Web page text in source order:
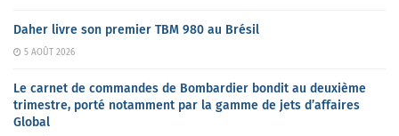
Daher livre son premier TBM 980 au Brésil
5 AOÛT 2026
Le carnet de commandes de Bombardier bondit au deuxième
trimestre, porté notamment par la gamme de jets d’affaires
Global